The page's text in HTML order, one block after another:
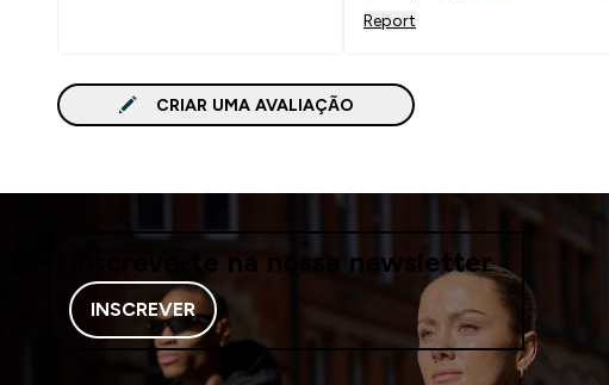
Report
CRIAR UMA AVALIAÇÃO
Inscreve-te na nossa newsletter
INSCREVER